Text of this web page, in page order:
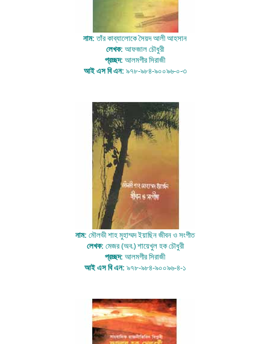
নাম:তাঁর কাব্যালোকে সৈয়দ আলী আহসান
লেখক: আফজাল চৌধুরী
প্রচ্ছদ: আলমগীর সিরাজী
আই এস বি এন: ৯৭৮-৯৮৪-৯০০৯৬-০-৩
নাম: মৌলভী শাহ মুহাম্মদ ইয়াছিন জীবন ও সংগীত
লেখক: মেজর (অব.) শায়েখুল হক চৌধুরী
প্রচ্ছদ: আলমগীর সিরাজী
আই এস বি এন: ৯৭৮-৯৮৪-৯০০৯৬-৪-১